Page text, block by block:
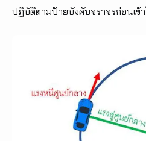
ปฏิบัติตามป้ายบังคับจราจรก่อนเข้